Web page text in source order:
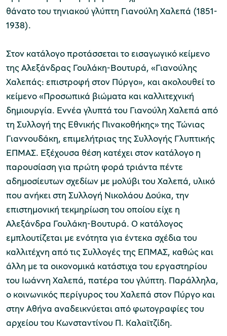
θάνατο του τηνιακού γλύπτη Γιανούλη Χαλεπά (1851-
1938).
Στον κατάλογο προτάσσεται το εισαγωγικό κείμενο
της Αλεξάνδρας Γουλάκη-Βουτυρά, «Γιανούλης
Χαλεπάς: επιστροφή στον Πύργο», και ακολουθεί το
κείμενο «Προσωπικά βιώματα και καλλιτεχνική
δημιουργία. Εννέα γλυπτά του Γιανούλη Χαλεπά από
τη Συλλογή της Εθνικής Πινακοθήκης» της Τώνιας
Γιαννουδάκη, επιμελήτριας της Συλλογής Γλυπτικής
ΕΠΜΑΣ. Εξέχουσα θέση κατέχει στον κατάλογο η
παρουσίαση για πρώτη φορά τριάντα πέντε
αδημοσίευτων σχεδίων με μολύβι του Χαλεπά, υλικό
που ανήκει στη Συλλογή Νικολάου Δούκα, την
επιστημονική τεκμηρίωση του οποίου είχε η
Αλεξάνδρα Γουλάκη-Βουτυρά. Ο κατάλογος
εμπλουτίζεται με ενότητα για έντεκα σχέδια του
καλλιτέχνη από τις Συλλογές της ΕΠΜΑΣ, καθώς και
άλλη με τα οικονομικά κατάστιχα του εργαστηρίου
του Ιωάννη Χαλεπά, πατέρα του γλύπτη. Παράλληλα,
ο κοινωνικός περίγυρος του Χαλεπά στον Πύργο και
στην Αθήνα αναδεικνύεται από φωτογραφίες του
αρχείου του Κωνσταντίνου Π. Καλαϊτζίδη.